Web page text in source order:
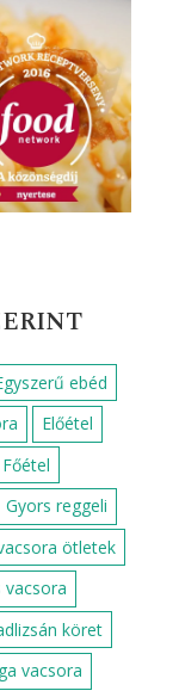
ebéd
Előétel
Főétel
Gyors reggeli
ötletek
vacsora
köret
vacsora